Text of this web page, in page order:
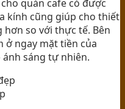
quán cafe có được
kính cũng giúp cho thiết
so với thực tế. Bên
ở ngay mặt tiền của
sáng tự nhiên.